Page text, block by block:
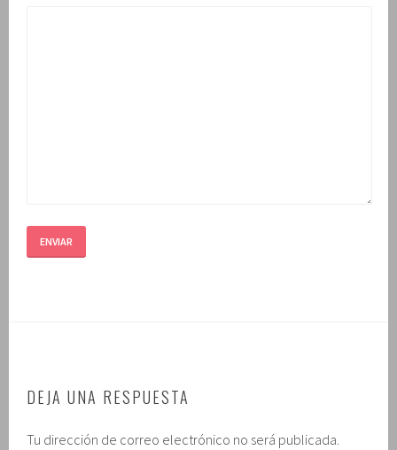
DEJA UNA RESPUESTA
Tu dirección de correo electrónico no será publicada.